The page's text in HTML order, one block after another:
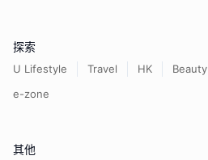
探索
U Lifestyle Travel HK Beauty
e-zone
其他